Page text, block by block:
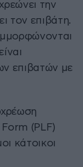
την
τον επιβάτη.
επιβατών με
(PLF)
κάτοικοι